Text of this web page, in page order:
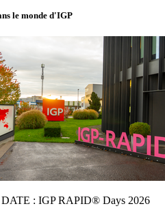
le monde d'IGP
: IGP RAPID® Days 2026